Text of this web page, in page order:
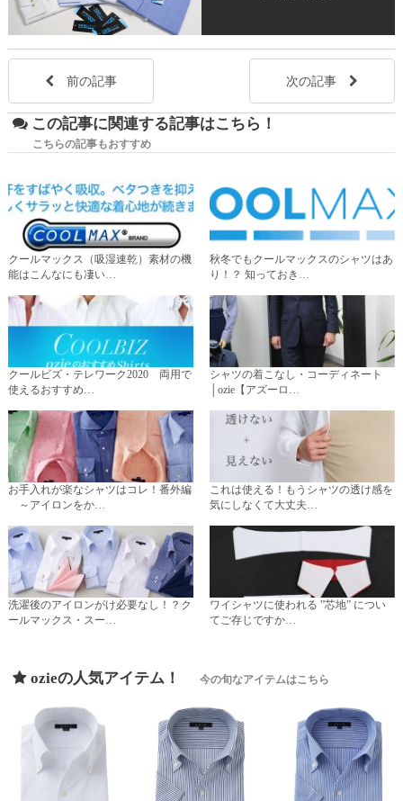
前の記事 次の記事
この記事に関連する記事はこちら！
こちらの記事もおすすめ
クールマックス（吸湿速乾）素材の機
能はこんなにも凄い…
秋冬でもクールマックスのシャツはあ
り！？ 知っておき…
クールビズ・テレワーク2020 両用で
使えるおすすめ…
シャツの着こなし・コーディネート
│ozie【アズーロ…
お手入れが楽なシャツはコレ！番外編
～アイロンをか…
これは使える！もうシャツの透け感を
気にしなくて大丈夫…
洗濯後のアイロンがけ必要なし！？ク
ールマックス・スー…
ワイシャツに使われる ”芯地” につい
てご存じですか…
ozieの人気アイテム！ 今の旬なアイテムはこちら